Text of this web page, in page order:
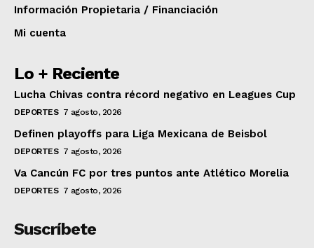
Información Propietaria / Financiación
Mi cuenta
Lo + Reciente
Lucha Chivas contra récord negativo en Leagues Cup
DEPORTES 7 agosto, 2026
Definen playoffs para Liga Mexicana de Beisbol
DEPORTES 7 agosto, 2026
Va Cancún FC por tres puntos ante Atlético Morelia
DEPORTES 7 agosto, 2026
Suscríbete